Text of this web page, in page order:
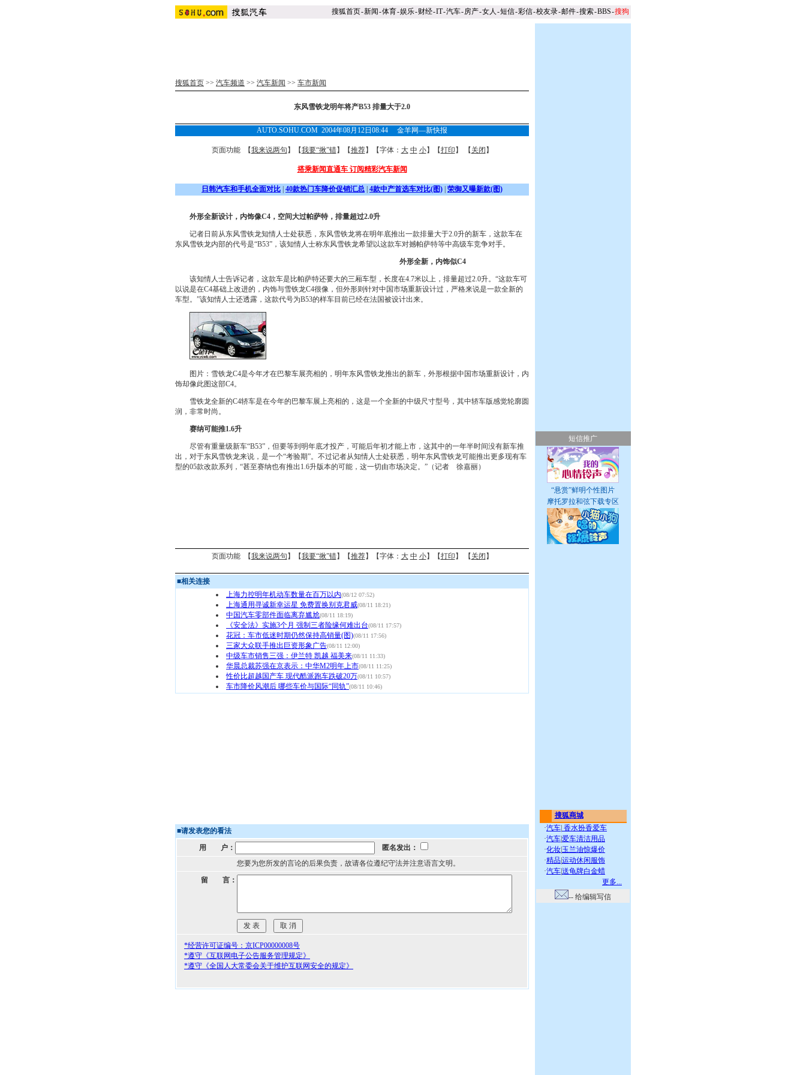
搜狐首页-新闻-体育-娱乐-财经-IT-汽车-房产-女人 -短信-彩信-校友录-邮件-搜索-BBS-搜狗
搜狐首页 >> 汽车频道 >> 汽车新闻 >> 车市新闻
东风雪铁龙明年将产B53 排量大于2.0
AUTO.SOHU.COM 2004年08月12日08:44 金羊网—新快报
页面功能 【我来说两句 】【我要“揪”错】【推荐】【字体： 大 中 小】【打印 】 【 关闭 】
搭乘新闻直通车 订阅精彩汽车新闻
日韩汽车和手机全面对比 40款热门车降价促销汇总 4款中产首选车对比(图) 荣御又曝新款(图)
外形全新设计，内饰像C4，空间大过帕萨特，排量超过2.0升
记者日前从东风雪铁龙知情人士处获悉，东风雪铁龙将在明年底推出一款排量大于2.0升的新车，这款车在
东风雪铁龙内部的代号是“B53”，该知情人士称东风雪铁龙希望以这款车对撼帕萨特等中高级车竞争对手。
外形全新，内饰似C4
该知情人士告诉记者，这款车是比帕萨特还要大的三厢车型，长度在4.7米以上，排量超过2.0升。“这款车可
以说是在C4基础上改进的，内饰与雪铁龙C4很像，但外形则针对中国市场重新设计过，严格来说是一款全新的
车型。”该知情人士还透露，这款代号为B53的样车目前已经在法国被设计出来。
图片：雪铁龙C4是今年才在巴黎车展亮相的，明年东风雪铁龙推出的新车，外形根据中国市场重新设计，内
饰却像此图这部C4。
雪铁龙全新的C4轿车是在今年的巴黎车展上亮相的，这是一个全新的中级尺寸型号，其中轿车版感觉轮廓圆
润，非常时尚。
赛纳可能推1.6升
尽管有重量级新车“B53”，但要等到明年底才投产，可能后年初才能上市，这其中的一年半时间没有新车推
出，对于东风雪铁龙来说，是一个“考验期”。不过记者从知情人士处获悉，明年东风雪铁龙可能推出更多现有车
型的05款改款系列，“甚至赛纳也有推出1.6升版本的可能，这一切由市场决定。”（记者 徐嘉丽）
页面功能 【我来说两句 】【我要“揪”错】【推荐】【字体： 大 中 小】【打印 】 【 关闭 】
■相关连接
上海力控明年机动车数量在百万以内(08/12 07:52)
上海通用寻诚新幸运星 免费置换别克君威(08/11 18:21)
中国汽车零部件面临离弃尴尬(08/11 18:19)
《安全法》实施3个月 强制三者险缘何难出台(08/11 17:57)
花冠：车市低迷时期仍然保持高销量(图)(08/11 17:56)
三家大众联手推出巨资形象广告(08/11 12:00)
中级车市销售三强：伊兰特 凯越 福美来(08/11 11:33)
华晨总裁苏强在京表示：中华M2明年上市(08/11 11:25)
性价比超越国产车 现代酷派跑车跌破20万(08/11 10:57)
车市降价风潮后 哪些车价与国际“同轨”(08/11 10:46)
■请发表您的看法
用 户：
匿名发出：
您要为您所发的言论的后果负责，故请各位遵纪守法并注意语言文明。
留 言：
*经营许可证编号：京ICP00000008号
*遵守《互联网电子公告服务管理规定》
*遵守《全国人大常委会关于维护互联网安全的规定》
短信推广
“悬赏”鲜明个性图片
摩托罗拉和弦下载专区
搜狐商城
·汽车 香水扮香爱车
·汽车爱车清洁用品
·化妆 玉兰油惊爆价
·精品运动休闲服饰
·汽车送龟牌白金蜡
更多...
-- 给编辑写信